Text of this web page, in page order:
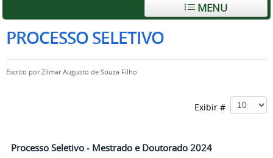
MENU
PROCESSO SELETIVO
Escrito porZilmar Augusto de Souza Filho
Exibir #
Processo Seletivo - Mestrado e Doutorado 2024